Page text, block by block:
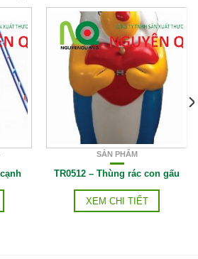
SẢN PHẨM
TR0512 – Thùng rác con gấu
XEM CHI TIẾT